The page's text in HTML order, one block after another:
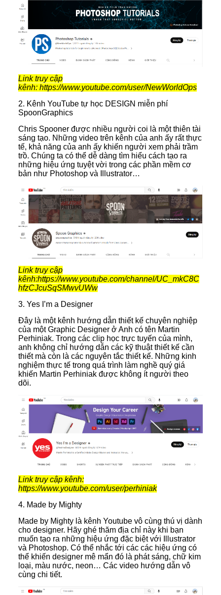
Link truy cập
kênh: https://www.youtube.com/user/NewWorldOps
2. Kênh YouTube tự học DESIGN miễn phí
SpoonGraphics
Chris Spooner được nhiều người coi là một thiên tài
sáng tạo. Những video trên kênh của anh ấy rất thực
tế, khả năng của anh ấy khiến người xem phải trầm
trồ. Chúng ta có thể dễ dàng tìm hiểu cách tạo ra
những hiệu ứng tuyệt vời trong các phần mềm cơ
bản như Photoshop và Illustrator…
Link truy cập
kênh:https://www.youtube.com/channel/UC_mkC8C
hfzCJcuSqSMwvUWw
3. Yes I’m a Designer
Đây là một kênh hướng dẫn thiết kế chuyên nghiệp
của một Graphic Designer ở Anh có tên Martin
Perhiniak. Trong các clip học trực tuyến của mình,
anh không chỉ hướng dẫn các kỹ thuật thiết kế cần
thiết mà còn là các nguyên tắc thiết kế. Những kinh
nghiệm thực tế trong quá trình làm nghề quý giá
khiến Martin Perhiniak được không ít người theo
dõi.
Link truy cập kênh:
https://www.youtube.com/user/perhiniak
4. Made by Mighty
Made by Mighty là kênh Youtube vô cùng thú vị dành
cho designer. Hãy ghé thăm địa chỉ này khi bạn
muốn tạo ra những hiệu ứng đặc biệt với Illustrator
và Photoshop. Có thể nhắc tới các các hiệu ứng có
thể khiến designer mê mẩn đó là phát sáng, chữ kim
loại, màu nước, neon… Các video hướng dẫn vô
cùng chi tiết.